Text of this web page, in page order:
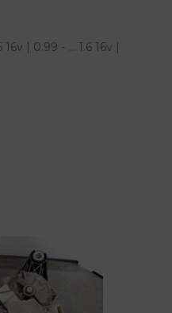
| 0.99 - ... 1.6 16v |